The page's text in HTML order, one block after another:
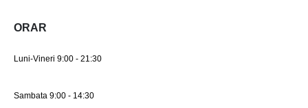
ORAR
Luni-Vineri 9:00 - 21:30
Sambata 9:00 - 14:30